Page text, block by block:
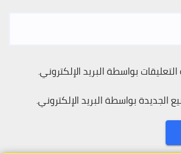
بواسطة البريد الإلكتروني.
الجديدة بواسطة البريد الإلكتروني.